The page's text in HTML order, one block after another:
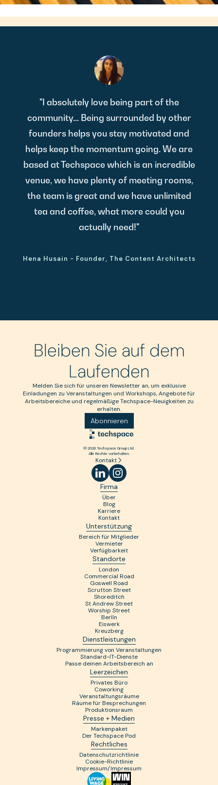
"I absolutely love being part of the
community... Being surrounded by other
founders helps you stay motivated and
helps keep the momentum going. We are
based at Techspace which is an incredible
venue, we have plenty of meeting rooms,
the team is great and we have unlimited
tea and coffee, what more could you
actually need!"
Hena Husain - Founder, The Content Architects
Bleiben Sie auf dem
Laufenden
Melden Sie sich für unseren Newsletter an, um exklusive
Einladungen zu Veranstaltungen und Workshops, Angebote für
Arbeitsbereiche und regelmäßige Techspace-Neuigkeiten zu
erhalten.
Abonnieren
© 2026 Techspace Group Ltd.
Alle Rechte vorbehalten.
Kontakt
Firma
Über
Blog
Karriere
Kontakt
Unterstützung
Bereich für Mitglieder
Vermieter
Verfügbarkeit
Standorte
London
Commercial Road
Goswell Road
Scrutton Street
Shoreditch
St Andrew Street
Worship Street
Berlín
Eiswerk
Kreuzberg
Dienstleistungen
Programmierung von Veranstaltungen
Standard-IT-Dienste
Passe deinen Arbeitsbereich an
Leerzeichen
Privates Büro
Coworking
Veranstaltungsräume
Räume für Besprechungen
Produktionsraum
Presse + Medien
Markenpaket
Der Techspace Pod
Rechtliches
Datenschutzrichtlinie
Cookie-Richtlinie
Impressum/Impressum